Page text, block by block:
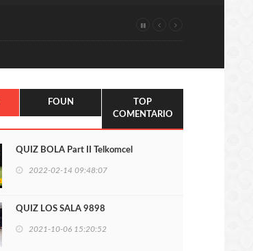
FOUN
TOP
COMENTARIO
QUIZ BOLA Part II Telkomcel
2022-02-14 09:48:07
QUIZ LOS SALA 9898
2021-10-06 15:20:52